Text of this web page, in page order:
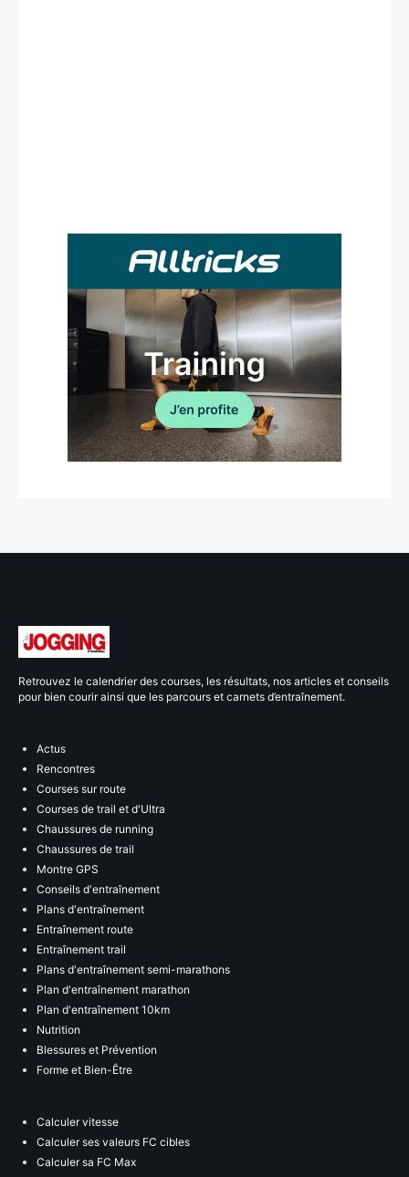
Retrouvez le calendrier des courses, les résultats, nos articles et conseils
pour bien courir ainsi que les parcours et carnets d’entraînement.
Actus
Rencontres
Courses sur route
Courses de trail et d'Ultra
Chaussures de running
Chaussures de trail
Montre GPS
Conseils d'entraînement
Plans d'entraînement
Entraînement route
Entraînement trail
Plans d'entraînement semi-marathons
Plan d'entraînement marathon
Plan d'entraînement 10km
Nutrition
Blessures et Prévention
Forme et Bien-Être
Calculer vitesse
Calculer ses valeurs FC cibles
Calculer sa FC Max